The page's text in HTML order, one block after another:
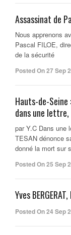
Assassinat de
Nous apprenons
Pascal FILOE,
de la sécurité
Posted On 27 Sep
Hauts-de-Seine
dans une
par Y.C Dans une
TESAN dénonce
donné la mort sur
Posted On 25 Sep
Yves
Posted On 24 Sep